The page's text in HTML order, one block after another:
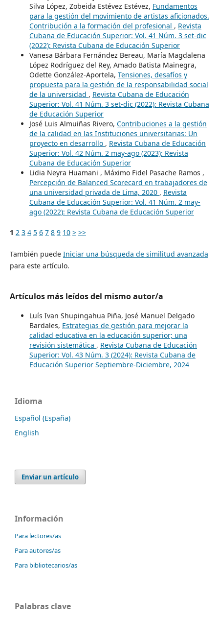
Silva López, Zobeida Estévez Estévez, Fundamentos
para la gestión del movimiento de artistas aficionados.
Contribución a la formación del profesional , Revista
Cubana de Educación Superior: Vol. 41 Núm. 3 set-dic
(2022): Revista Cubana de Educación Superior
Vanesa Bárbara Fernández Bereau, María Magdalena
López Rodríguez del Rey, Amado Batista Mainegra,
Odette González-Aportela, Tensiones, desafíos y
propuesta para la gestión de la responsabilidad social
de la universidad , Revista Cubana de Educación
Superior: Vol. 41 Núm. 3 set-dic (2022): Revista Cubana
de Educación Superior
José Luis Almuiñas Rivero, Contribuciones a la gestión
de la calidad en las Instituciones universitarias: Un
proyecto en desarrollo , Revista Cubana de Educación
Superior: Vol. 42 Núm. 2 may-ago (2023): Revista
Cubana de Educación Superior
Lidia Neyra Huamani , Máximo Fidel Pasache Ramos ,
Percepción de Balanced Scorecard en trabajadores de
una universidad privada de Lima, 2020 , Revista
Cubana de Educación Superior: Vol. 41 Núm. 2 may-
ago (2022): Revista Cubana de Educación Superior
1 2 3 4 5 6 7 8 9 10 > >>
También puede Iniciar una búsqueda de similitud avanzada
para este artículo.
Artículos más leídos del mismo autor/a
Luís Ivan Shupingahua Piña, José Manuel Delgado
Bardales, Estrategias de gestión para mejorar la
calidad educativa en la educación superior; una
revisión sistemática , Revista Cubana de Educación
Superior: Vol. 43 Núm. 3 (2024): Revista Cubana de
Educación Superior Septiembre-Diciembre, 2024
Idioma
Español (España)
English
Enviar un artículo
Información
Para lectores/as
Para autores/as
Para bibliotecarios/as
Palabras clave